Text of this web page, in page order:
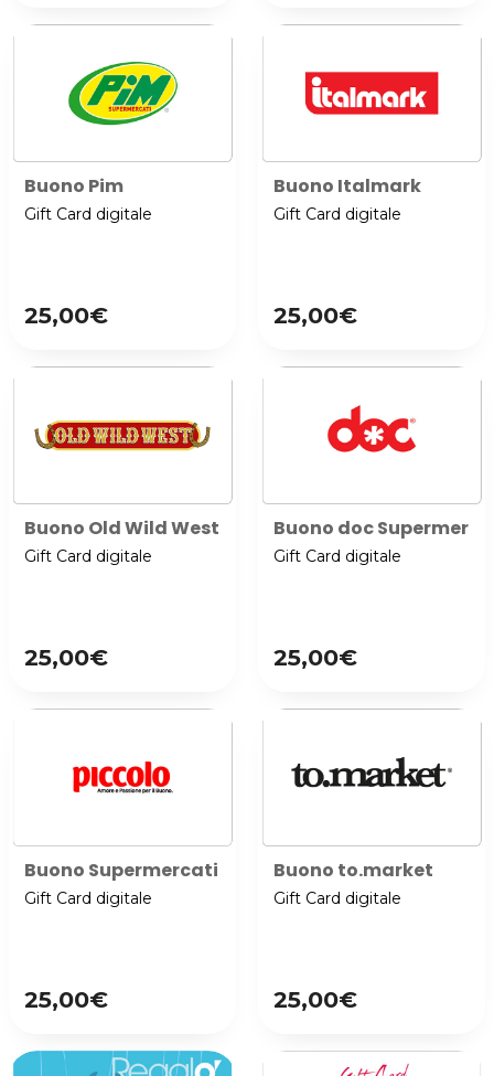
Buono Pim
Gift Card digitale
25,00€
Buono Italmark
Gift Card digitale
25,00€
Buono Old Wild West
Gift Card digitale
25,00€
Buono doc
Gift Card digitale
25,00€
Buono Supermercati Piccolo
Gift Card digitale
25,00€
Buono to.market
Gift Card digitale
25,00€